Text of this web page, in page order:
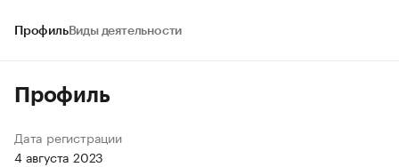
ПрофильВиды деятельности
Профиль
Дата регистрации
4 августа 2023